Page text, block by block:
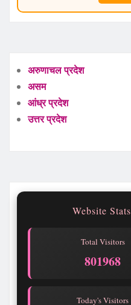
अरुणाचल प्रदेश
असम
आंध्र प्रदेश
उत्तर प्रदेश
Website Stats
Total Visitors
801968
Today's Visitors